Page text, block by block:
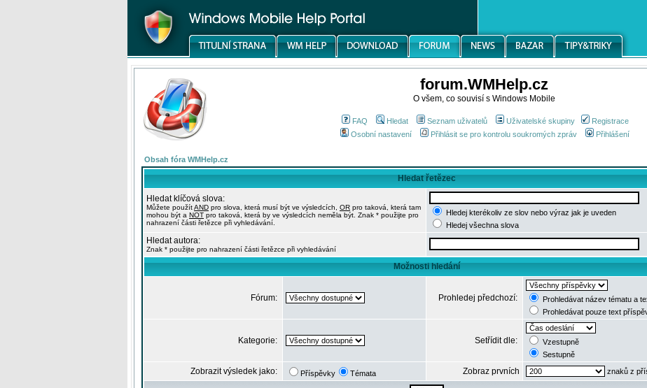
forum.WMHelp.cz
O všem, co souvisí s Windows Mobile
FAQ Hledat Seznam uživatelů Uživatelské skupiny
Registrace
Osobní nastavení
Přihlásit se pro kontrolu soukromých zpráv Přihlášení
Obsah fóra WMHelp.cz
Hledat řetězec
Hledat klíčová slova:
Můžete použítAND pro slova, která musí být ve výsledcích, OR pro taková, která tam
mohou být a NOT pro taková, která by ve výsledcích neměla být. Znak * použijte pro
nahrazení části řetězce při vyhledávání.
Hledej kterékoliv ze slov nebo výraz jak je uveden
Hledej všechna slova
Hledat autora:
Znak * použijte pro nahrazení části řetězce při vyhledávání
Možnosti hledání
Fórum: Prohledej předchozí:
Prohledávat název tématu a
Prohledávat pouze text
Kategorie: Setřídit dle:
Vzestupně
Sestupně
Zobrazit výsledek jako: Příspěvky Témata Zobraz prvních znaků z